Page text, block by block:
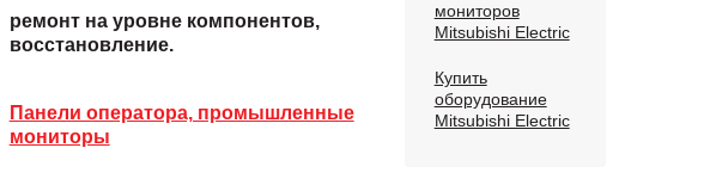
ремонт на уровне компонентов,
восстановление.
Панели оператора, промышленные
мониторы
мониторов
Mitsubishi Electric
Купить
оборудование
Mitsubishi Electric